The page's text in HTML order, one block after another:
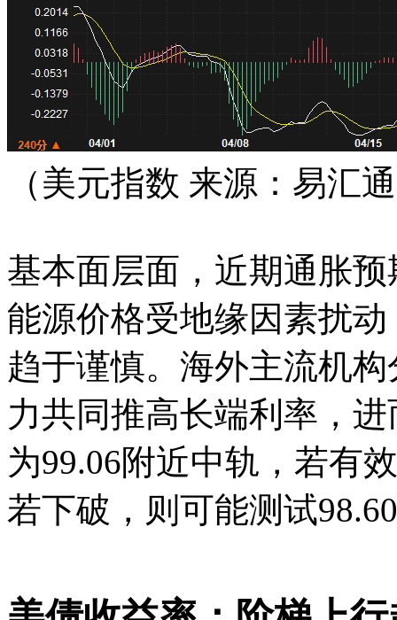
（美元指数 来源：易汇
基本面层面，近期通胀
能源价格受地缘因素扰
趋于谨慎。海外主流机
力共同推高长端利率，
为99.06附近中轨，若有
若下破，则可能测试